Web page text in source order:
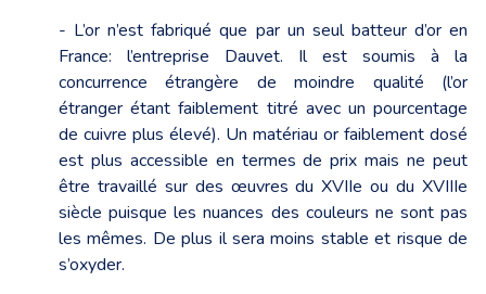
- L’or n’est fabriqué que par un seul batteur d’or en
France: l’entreprise Dauvet. Il est soumis à la
concurrence étrangère de moindre qualité (l’or
étranger étant faiblement titré avec un pourcentage
de cuivre plus élevé). Un matériau or faiblement dosé
est plus accessible en termes de prix mais ne peut
être travaillé sur des œuvres du XVIIe ou du XVIIIe
siècle puisque les nuances des couleurs ne sont pas
les mêmes. De plus il sera moins stable et risque de
s’oxyder.